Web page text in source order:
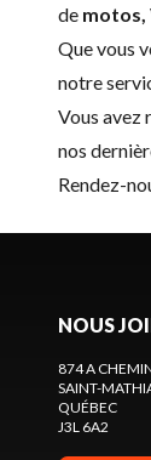
de motos,
Que vous
notre
Vous avez
nos
Rendez-
NOUS
874 A
SAINT-
QUÉBEC
J3L 6A2